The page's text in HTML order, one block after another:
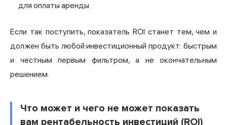
для оплаты аренды.
Если так поступить, показатель ROI станет тем, чем и
должен быть любой инвестиционный продукт: быстрым
и честным первым фильтром, а не окончательным
решением.
Что может и чего не может показать
вам рентабельность инвестиций (ROI)